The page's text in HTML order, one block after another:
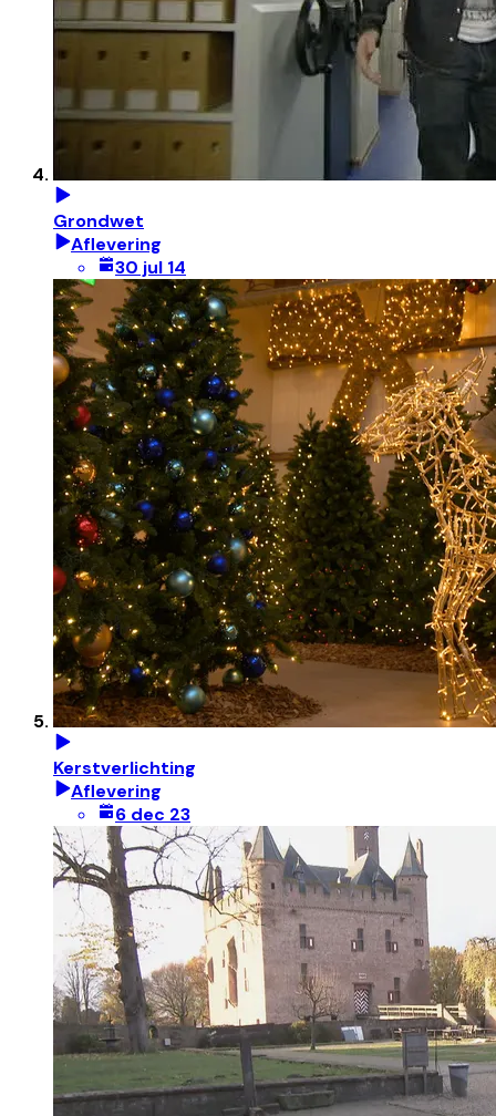
Grondwet
Aflevering
30 jul 14
Kerstverlichting
Aflevering
6 dec 23